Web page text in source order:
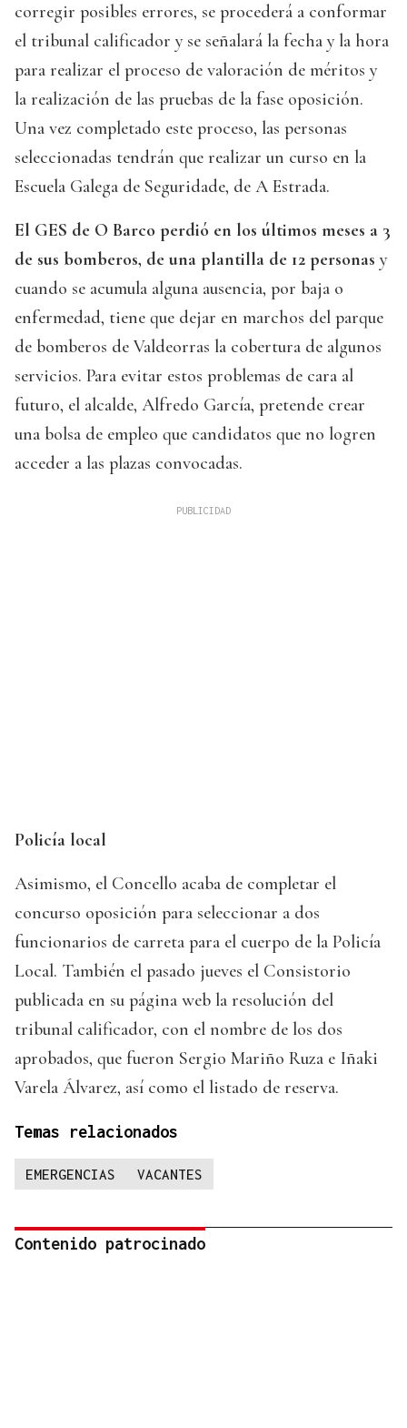
corregir posibles errores, se procederá a conformar
el tribunal calificador y se señalará la fecha y la hora
para realizar el proceso de valoración de méritos y
la realización de las pruebas de la fase oposición.
Una vez completado este proceso, las personas
seleccionadas tendrán que realizar un curso en la
Escuela Galega de Seguridade, de A Estrada.
El GES de O Barco perdió en los últimos meses a 3
de sus bomberos, de una plantilla de 12 personas y
cuando se acumula alguna ausencia, por baja o
enfermedad, tiene que dejar en marchos del parque
de bomberos de Valdeorras la cobertura de algunos
servicios. Para evitar estos problemas de cara al
futuro, el alcalde, Alfredo García, pretende crear
una bolsa de empleo que candidatos que no logren
acceder a las plazas convocadas.
Policía local
Asimismo, el Concello acaba de completar el
concurso oposición para seleccionar a dos
funcionarios de carreta para el cuerpo de la Policía
Local. También el pasado jueves el Consistorio
publicada en su página web la resolución del
tribunal calificador, con el nombre de los dos
aprobados, que fueron Sergio Mariño Ruza e Iñaki
Varela Álvarez, así como el listado de reserva.
Temas relacionados
EMERGENCIAS VACANTES
Contenido patrocinado